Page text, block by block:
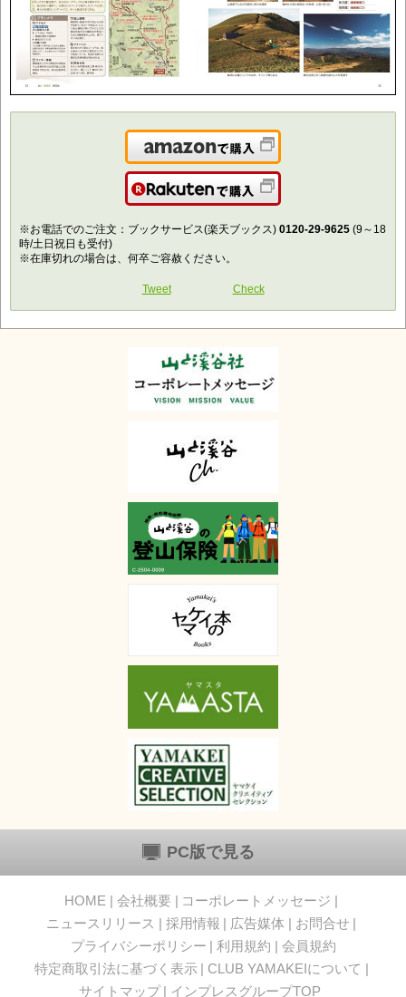
Amazonで購入
楽天で購入
※お電話でのご注文：ブックサービス(楽天ブックス) 0120-29-9625 (9～18
時/土日祝日も受付)
※在庫切れの場合は、何卒ご容赦ください。
Tweet Check
PC版で見る
HOME 会社概要
コーポレートメッセージ
ニュースリリース
採用情報 広告媒体
お問合せ
プライバシーポリシー
利用規約
会員規約
特定商取引法に基づく表示
CLUB YAMAKEIについて
サイトマップ
インプレスグループTOP